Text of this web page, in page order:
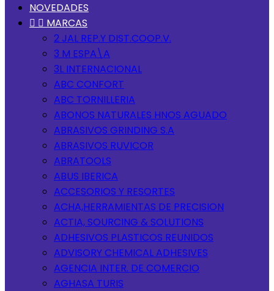
NOVEDADES
  MARCAS
2 JAL REP.Y DIST.COOP.V.
3 M ESPA\A
3L INTERNACIONAL
ABC CONFORT
ABC TORNILLERIA
ABONOS NATURALES HNOS AGUADO
ABRASIVOS GRINDING S.A
ABRASIVOS RUVICOR
ABRATOOLS
ABUS IBERICA
ACCESORIOS Y RESORTES
ACHA,HERRAMIENTAS DE PRECISION
ACTIA, SOURCING & SOLUTIONS
ADHESIVOS PLASTICOS REUNIDOS
ADVISORY CHEMICAL ADHESIVES
AGENCIA INTER. DE COMERCIO
AGHASA TURIS